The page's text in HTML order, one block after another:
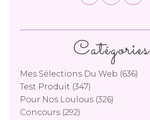
Catégories
Mes Sélections Du Web (636)
Test Produit (347)
Pour Nos Loulous (326)
Concours (292)